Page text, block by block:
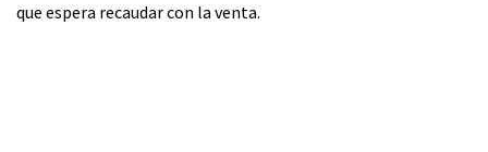
que espera recaudar con la venta.